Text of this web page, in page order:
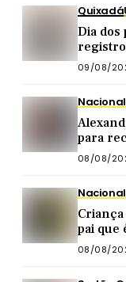
Quixadá
Dia dos
nome
09/08/
Nacional
para
08/08/
Nacional
pai que
08/08/